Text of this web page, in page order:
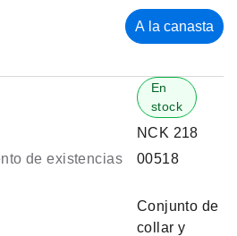
A la canasta
En
stock
NCK 218
de existencias
00518
Conjunto de
collar y